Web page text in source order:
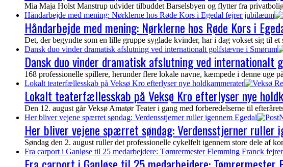
Mia Maja Holst Manstrup udvider tilbuddet Barselsbyen og flytter fra
Håndarbejde med mening: Nørklerne hos Røde Kors i Egedal fejrer jubilæum
Håndarbejde med mening: Nørklerne hos Røde Kors i
Det, der begyndte som en lille gruppe syglade kvinder, har i dag vokset sig til
Dansk duo vinder dramatisk afslutning ved internationalt golfstævne i Smørum
Dansk duo vinder dramatisk afslutning ved internationalt
168 professionelle spillere, herunder flere lokale navne, kæmpede i denne uge
Lokalt teaterfællesskab på Veksø Kro efterlyser nye holdkammerater
Lokalt teaterfællesskab på Veksø Kro efterlyser nye
Den 12. august går Veksø Amatør Teater i gang med forberedelserne til
Her bliver vejene spærret søndag: Verdensstjerner ruller igennem Egedal
Her bliver vejene spærret søndag: Verdensstjerner ruller
Søndag den 2. august ruller det professionelle cykelfelt igennem store dele af
Fra carport i Ganløse til 25 medarbejdere: Tømrermester Flemming Franck